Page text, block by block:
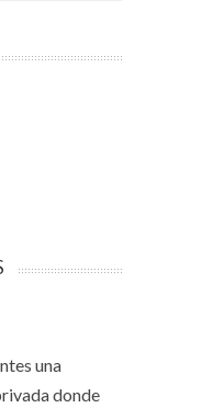
una
donde